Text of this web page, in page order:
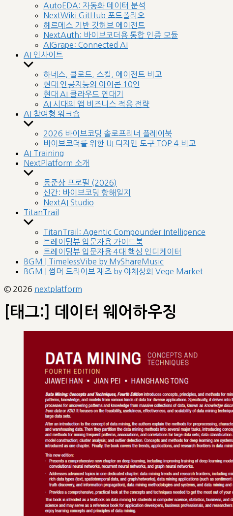
AutoEDA: 자동화 데이터 분석
NextWiki GitHub 포트폴리오
헤르메스 기반 깃허브 에이전트
NextAuth: 바이브코더용 통합 인증 모듈
AIGrape: Connected AI
AI 인사이트
Show
sub
menu
하네스, 클로드, 스킬, 에이전트 비교
현대 인공지능의 아이콘 10인
현대 AI 클라우드 연대기
AI 시대의 앱 비즈니스 적응 전략
AI 참여형 워크숍
Show
sub
menu
2026 바이브코딩 솔로프리너 플레이북
바이브코더를 위한 UI 디자인 도구 TOP 4 비교
AI Training
NextPlatform 소개
Show
sub
menu
동준상 프로필 (2026)
신간: 바이브코딩 항해일지
NextAI Studio
TitanTrail
Show
sub
menu
TitanTrail: Agentic Compounder Intelligence
트레이딩뷰 입문자용 가이드북
트레이딩뷰 입문자용 4대 핵심 인디케이터
BGM | TimelessVibe by MyShareMusic
BGM | 썸머 드라이브 재즈 by 야채상회 Vege Market
© 2026 nextplatform
[태그:] 데이터 웨어하우징